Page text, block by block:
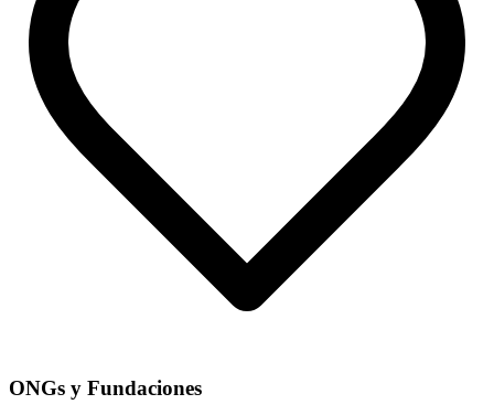
ONGs y Fundaciones